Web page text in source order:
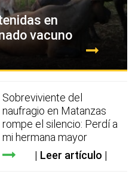
en
vacuno
Sobreviviente del
naufragio en Matanzas
rompe el silencio: Perdí a
mi hermana mayor
Leer artículo